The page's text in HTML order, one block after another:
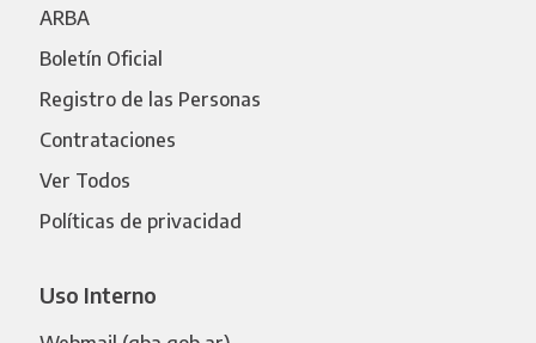
ARBA
Boletín Oficial
Registro de las Personas
Contrataciones
Ver Todos
Políticas de privacidad
Uso Interno